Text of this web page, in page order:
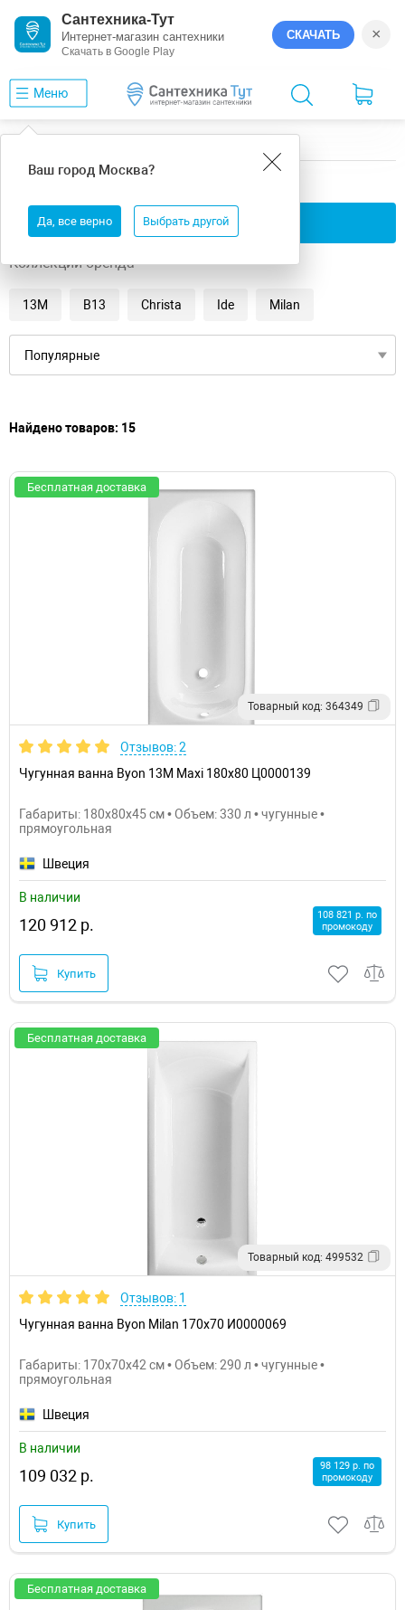
Сантехника-Тут
Интернет-магазин сантехники
Скачать в Google Play
СКАЧАТЬ ×
Меню
Ваш город Москва?
Да, все верно Выбрать другой
Byon
универсальная ванны Byon
Применить фильтры
Коллекции бренда
13М B13 Christa Ide Milan
Найдено товаров: 15
Бесплатная доставка
Товарный код: 364349
Отзывов: 2
Чугунная ванна Byon 13М Maxi 180x80 Ц0000139
Габариты: 180x80x45 см • Объем: 330 л • чугунные •
прямоугольная
Швеция
В наличии
120 912 р.
108 821 р. по
промокоду
Купить
Бесплатная доставка
Товарный код: 499532
Отзывов: 1
Чугунная ванна Byon Milan 170x70 И0000069
Габариты: 170x70x42 см • Объем: 290 л • чугунные •
прямоугольная
Швеция
В наличии
109 032 р.
98 129 р. по
промокоду
Купить
Бесплатная доставка